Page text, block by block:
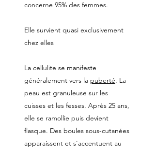
concerne 95% des femmes.
Elle survient quasi exclusivement
chez elles
La cellulite se manifeste
généralement vers la puberté. La
peau est granuleuse sur les
cuisses et les fesses. Après 25 ans,
elle se ramollie puis devient
flasque. Des boules sous-cutanées
apparaissent et s’accentuent au